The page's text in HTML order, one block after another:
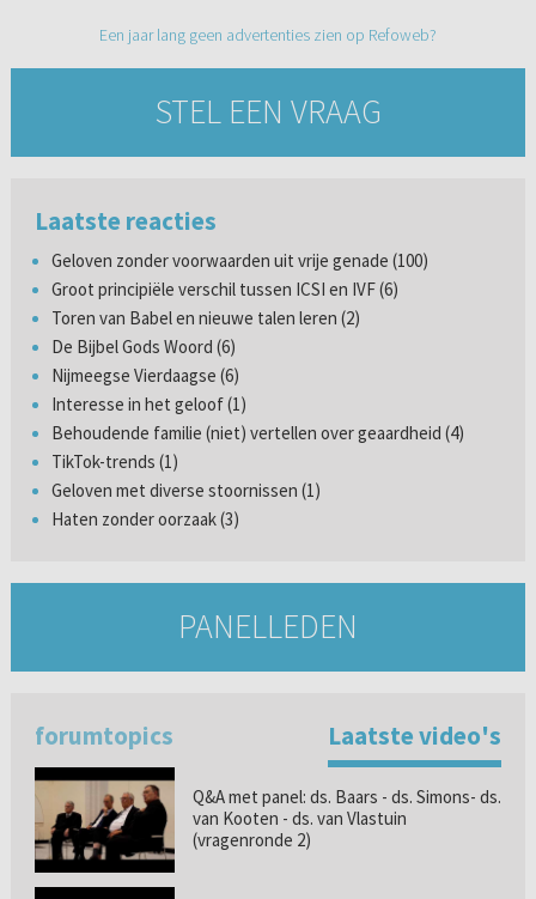
Een jaar lang geen advertenties zien op Refoweb?
STEL EEN VRAAG
Laatste reacties
Geloven zonder voorwaarden uit vrije genade (100)
Groot principiële verschil tussen ICSI en IVF (6)
Toren van Babel en nieuwe talen leren (2)
De Bijbel Gods Woord (6)
Nijmeegse Vierdaagse (6)
Interesse in het geloof (1)
Behoudende familie (niet) vertellen over geaardheid (4)
TikTok-trends (1)
Geloven met diverse stoornissen (1)
Haten zonder oorzaak (3)
PANELLEDEN
forumtopics Laatste video's
Q&A met panel: ds. Baars - ds. Simons- ds.
van Kooten - ds. van Vlastuin
(vragenronde 2)